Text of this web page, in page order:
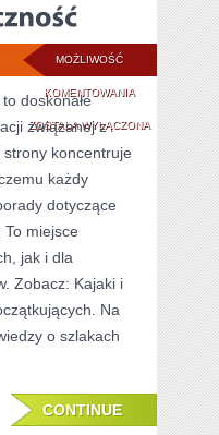
MOŻLIWOŚĆ
KOMENTOWANIAWYDARZENIA
I
SPOŁECZNOŚĆ
ZOSTAŁA WYŁĄCZONA
doskonałe
związanej z
koncentruje
każdy
dotyczące
miejsce
jak i dla
Zobacz: Kajaki i
Na
o szlakach
CONTINUE